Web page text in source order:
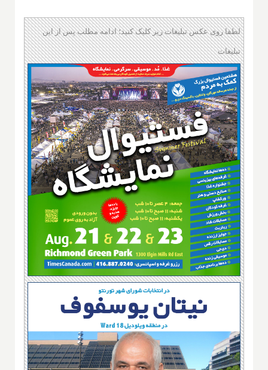
لطفا روی عکس تبلیغات زیر کلیک کنید؛ ادامه مطلب پس از این
تبلیغات